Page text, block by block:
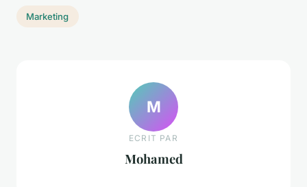
Marketing
M
ECRIT PAR
Mohamed